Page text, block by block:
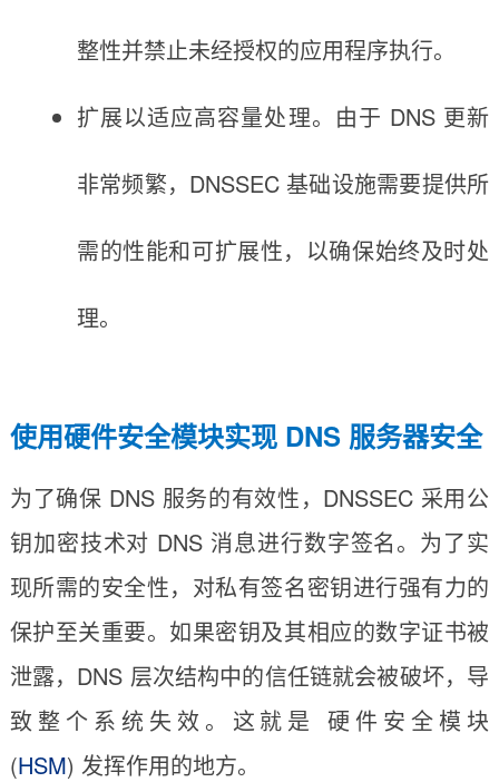
整性并禁止未经授权的应用程序执行。
扩展以适应高容量处理。由于 DNS 更新
非常频繁，DNSSEC 基础设施需要提供所
需的性能和可扩展性，以确保始终及时处
理。
使用硬件安全模块实现 DNS 服务器安全
为了确保 DNS 服务的有效性，DNSSEC 采用公
钥加密技术对 DNS 消息进行数字签名。为了实
现所需的安全性，对私有签名密钥进行强有力的
保护至关重要。如果密钥及其相应的数字证书被
泄露，DNS 层次结构中的信任链就会被破坏，导
致整个系统失效。这就是 硬件安全模块
(HSM) 发挥作用的地方。